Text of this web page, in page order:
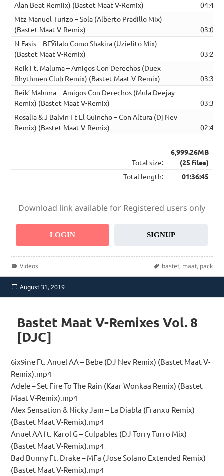
Alan Beat Remiix) (Bastet Maat V-Remix)
04:46
Mtz Manuel Turizo – Sola (Alberto Pradillo Mix)
(Bastet Maat V-Remix)
03:00
N-Fasis – BГЎilalo Como Shakira (Uzielito Mix)
(Bastet Maat V-Remix)
03:21
Reik Ft. Maluma – Amigos Con Derechos (Duex
Rhythmen Club Remix) (Bastet Maat V-Remix)
03:38
Reik’ Maluma – Amigos Con Derechos (Mula Deejay
Remix) (Bastet Maat V-Remix)
03:36
Rosalia & J Balvin Ft El Guincho – Con Altura (Dj Nev
Remix) (Bastet Maat V-Remix)
02:43
Total size:
6,999.26MB
(25 files)
Total length:
01:36:45
Download link available for Registered users only
LOGIN SIGNUP
Categories
Videos Tags
bastet, maat, pack
Posted
on
August 31, 2019
Bastet Maat V-Remixes Vol. 8
[DJC]
6ix9ine Ft. Anuel AA – Bebe (DJ Nev Remix) (Bastet Maat V-
Remix).mp4
Adele – Set Fire To The Rain (Kaar Wonkaa Remix) (Bastet
Maat V-Remix).mp4
Alex Sensation & Nicky Jam – La Diabla (Franxu Remix)
(Bastet Maat V-Remix).mp4
Anuel AA ft. Karol G – Culpables (DJ Torry Turro Mix)
(Bastet Maat V-Remix).mp4
Bad Bunny Ft. Drake – MГ­a (Jose Solano Extended Remix)
(Bastet Maat V-Remix).mp4